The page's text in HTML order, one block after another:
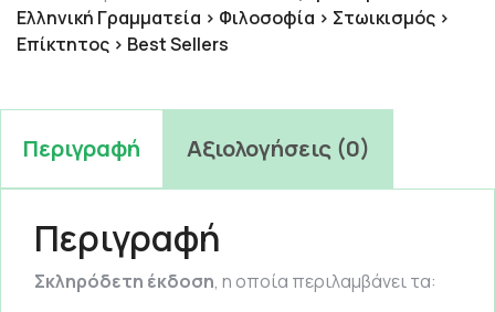
Ελληνική Γραμματεία > Φιλοσοφία > Στωικισμός >
Επίκτητος > Best Sellers
Περιγραφή Αξιολογήσεις (0)
Περιγραφή
Σκληρόδετη έκδοση, η οποία περιλαμβάνει τα: